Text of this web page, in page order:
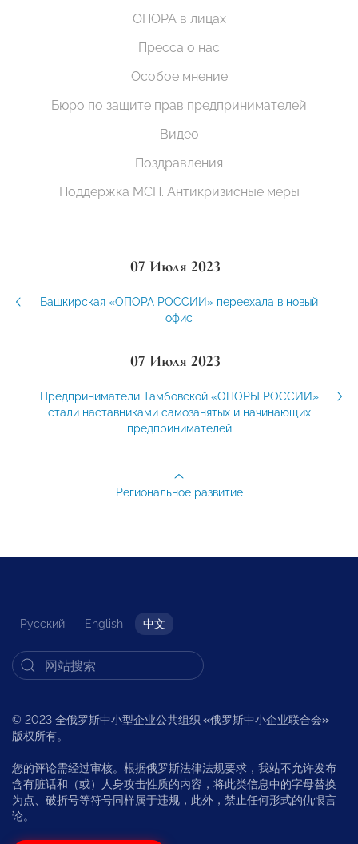
ОПОРА в лицах
Пресса о нас
Особое мнение
Бюро по защите прав предпринимателей
Видео
Поздравления
Поддержка МСП. Антикризисные меры
07 Июля 2023
Башкирская «ОПОРА РОССИИ» переехала в новый
офис
07 Июля 2023
Предприниматели Тамбовской «ОПОРЫ РОССИИ»
стали наставниками самозанятых и начинающих
предпринимателей
Региональное развитие
Русский English 中文
© 2023 全俄罗斯中小型企业公共组织 «俄罗斯中小企业联合会»
版权所有。
您的评论需经过审核。根据俄罗斯法律法规要求，我站不允许发布
含有脏话和（或）人身攻击性质的内容，将此类信息中的字母替换
为点、破折号等符号同样属于违规，此外，禁止任何形式的仇恨言
论。